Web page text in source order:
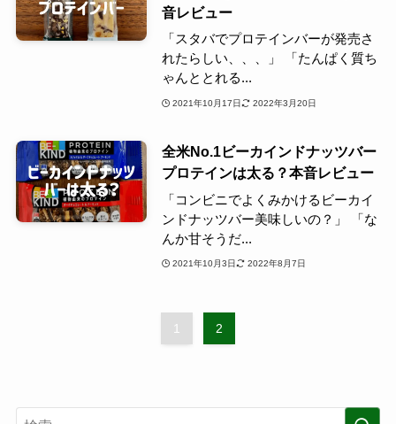
音レビュー
「スタバでプロテインバーが発売さ
れたらしい、、、」 「たんぱく質ち
ゃんととれる...
2021年10月17日 2022年3月20日
全米No.1ビーカインドナッツバー
プロテインは太る？本音レビュー
「コンビニでよくみかけるビーカイ
ンドナッツバー美味しいの？」 「な
んか甘そうだ...
2021年10月3日 2022年8月7日
1 2